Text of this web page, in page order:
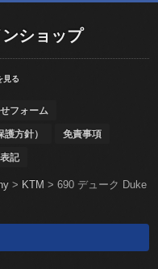
ショップ
見る
フォーム
方針） 免責事項
記
> KTM >690 デューク Duke